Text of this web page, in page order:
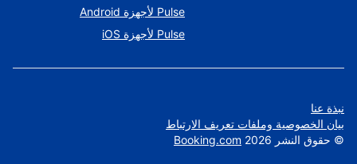
Pulse لأجهزة Android
Pulse لأجهزة iOS
نبذة عنا
بيان الخصوصية وملفات تعريف الارتباط
© حقوق النشر Booking.com 2026